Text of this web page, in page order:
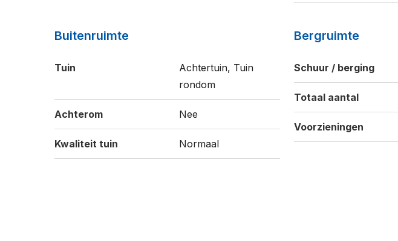
Buitenruimte
Tuin
Achtertuin, Tuin
rondom
Achterom Nee
Kwaliteit tuin Normaal
Bergruimte
Schuur / berging
Totaal aantal
Voorzieningen